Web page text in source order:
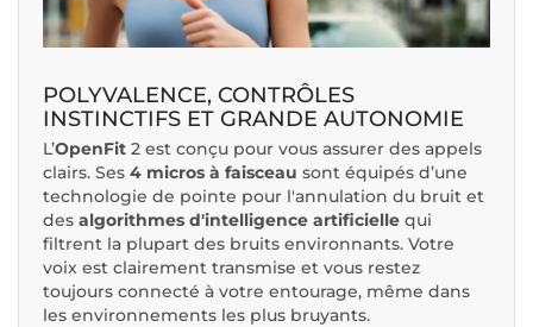
POLYVALENCE, CONTRÔLES
INSTINCTIFS ET GRANDE AUTONOMIE
L’OpenFit 2 est conçu pour vous assurer des appels
clairs. Ses 4 micros à faisceau sont équipés d’une
technologie de pointe pour l'annulation du bruit et
des algorithmes d'intelligence artificielle qui
filtrent la plupart des bruits environnants. Votre
voix est clairement transmise et vous restez
toujours connecté à votre entourage, même dans
les environnements les plus bruyants.